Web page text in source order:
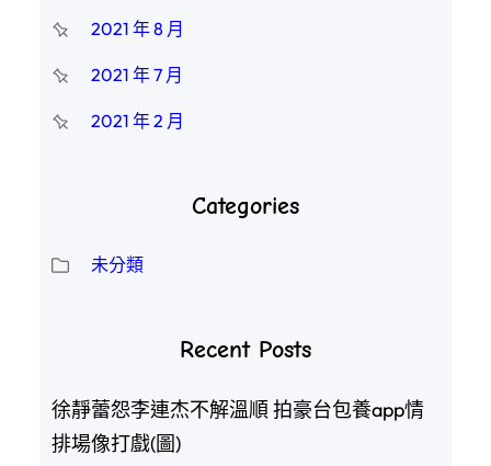
2021 年 8 月
2021 年 7 月
2021 年 2 月
Categories
未分類
Recent Posts
徐靜蕾怨李連杰不解溫順 拍豪台包養app情
排場像打戲(圖)